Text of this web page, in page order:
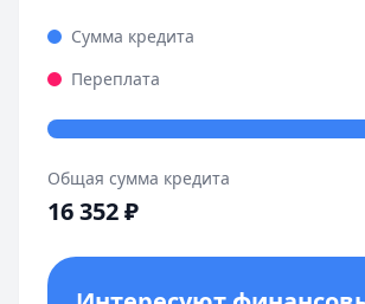
Сумма кредита
Переплата
Общая сумма кредита
16 352₽